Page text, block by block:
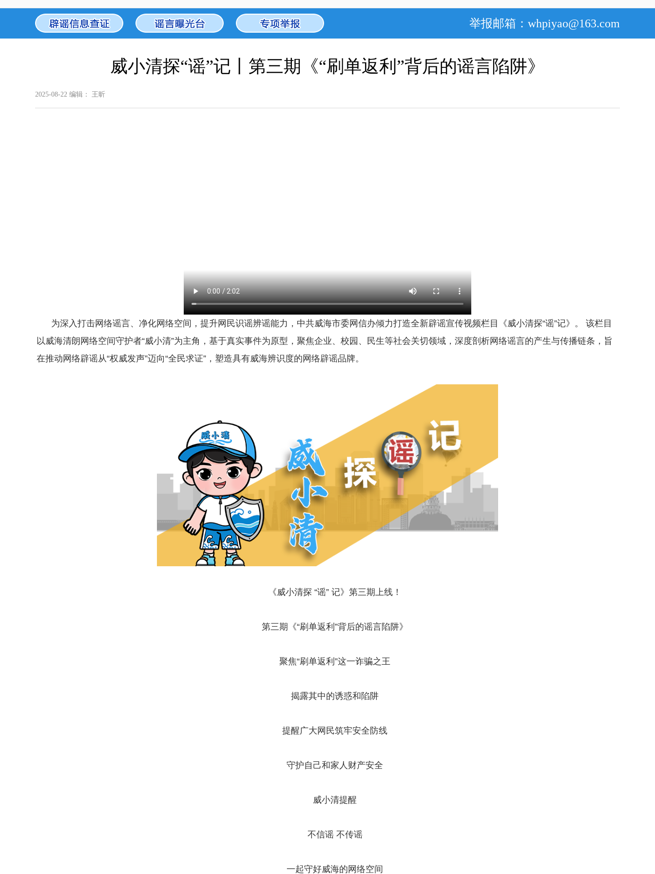
举报邮箱：whpiyao@163.com
威小清探“谣”记丨第三期《“刷单返利”背后的谣言陷阱》​
2025-08-22 编辑： 王昕
为深入打击网络谣言、净化网络空间，提升网民识谣辨谣能力，中共威海市委网信办倾力打造全新辟谣宣传视频栏目《威小清探“谣”记》。 该栏目
以威海清朗网络空间守护者“威小清”为主角，基于真实事件为原型，聚焦企业、校园、民生等社会关切领域，深度剖析网络谣言的产生与传播链条，旨
在推动网络辟谣从“权威发声”迈向“全民求证”，塑造具有威海辨识度的网络辟谣品牌。
《威小清探 “谣” 记》第三期上线！
第三期《“刷单返利”背后的谣言陷阱》
聚焦“刷单返利”这一诈骗之王
揭露其中的诱惑和陷阱
提醒广大网民筑牢安全防线
守护自己和家人财产安全
威小清提醒
不信谣 不传谣
一起守好威海的网络空间